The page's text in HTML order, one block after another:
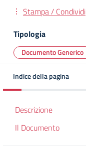
Stampa / Condividi
Tipologia
Documento Generico
Indice della pagina
Descrizione
Il Documento